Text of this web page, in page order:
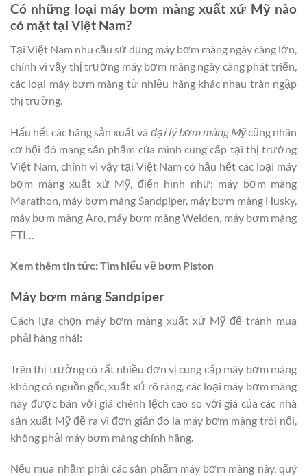
Có những loại máy bơm màng xuất xứ Mỹ nào
có mặt tại Việt Nam?
Tại Việt Nam nhu cầu sử dụng máy bơm màng ngày càng lớn,
chính vì vậy thị trường máy bơm màng ngày càng phát triển,
các loại máy bơm màng từ nhiều hãng khác nhau tràn ngập
thị trường.
Hấu hết các hãng sản xuất và đại lý bơm màng Mỹcũng nhân
cơ hội đó mang sản phẩm của mình cung cấp tại thị trường
Việt Nam, chính vì vậy tại Việt Nam có hầu hết các loại máy
bơm màng xuất xứ Mỹ, điển hình như: máy bơm màng
Marathon, máy bơm màng Sandpiper, máy bơm màng Husky,
máy bơm màng Aro, máy bơm màng Welden, máy bơm màng
FTI…
Xem thêm tin tức: Tìm hiểu về bơm Piston
Máy bơm màng Sandpiper
Cách lựa chọn máy bơm màng xuất xứ Mỹ để tránh mua
phải hàng nhái:
Trên thị trường có rất nhiều đơn vị cung cấp máy bơm màng
không có nguồn gốc, xuất xứ rõ ràng, các loại máy bơm màng
này được bán với giá chênh lệch cao so với giá của các nhà
sản xuất Mỹ đề ra vì đơn giản đó là máy bơm màng trôi nổi,
không phải máy bơm màng chính hãng.
Nếu mua nhầm phải các sản phẩm máy bơm màng này, quý